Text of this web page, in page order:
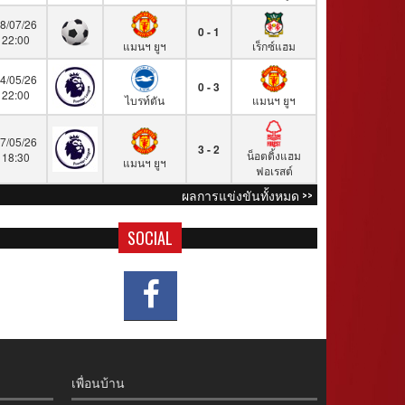
07/26
22:00
แมนฯ ยูฯ
0 - 1
เร็กซ์แฮม
05/26
22:00
ไบรท์ตัน
0 - 3
แมนฯ ยูฯ
05/26
18:30
แมนฯ ยูฯ
3 - 2
น็อตติ้งแฮม
ฟอเรสต์
ผลการแข่งขันทั้งหมด >>
SOCIAL
เพื่อนบ้าน